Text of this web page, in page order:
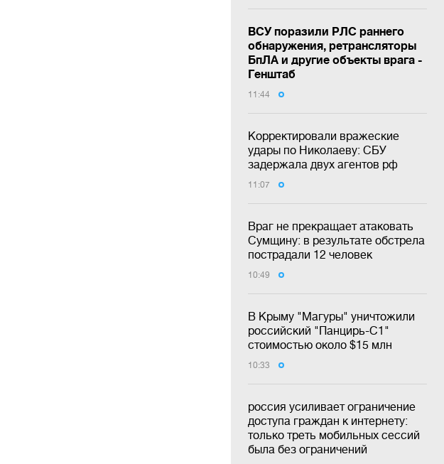
ВСУ поразили РЛС раннего
обнаружения, ретрансляторы
БпЛА и другие объекты врага -
Генштаб
11:44
Корректировали вражеские
удары по Николаеву: СБУ
задержала двух агентов рф
11:07
Враг не прекращает атаковать
Сумщину: в результате обстрела
пострадали 12 человек
10:49
В Крыму "Магуры" уничтожили
российский "Панцирь-С1"
стоимостью около $15 млн
10:33
россия усиливает ограничение
доступа граждан к интернету:
только треть мобильных сессий
была без ограничений